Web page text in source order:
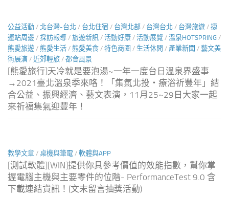
公益活動 / 北台灣-台北 / 台北住宿 / 台灣北部 / 台灣台北 / 台灣旅遊 / 捷
運站周邊 / 採訪報導 / 旅遊新訊 / 活動好康 / 活動展覽 / 溫泉HOTSPRING /
熊愛旅遊 / 熊愛生活 / 熊愛美食 / 特色商圈 / 生活休閒 / 產業新聞 / 藝文美
術展演 / 近郊輕旅 / 都會風景
[熊愛旅行]天冷就是要泡湯~一年一度台日溫泉界盛事
→2021臺北溫泉季來咯！「集氣北投‧療浴祈豐年」結
合公益、振興經濟、藝文表演，11月25~29日大家一起
來祈福集氣迎豐年！
教學文章 / 桌機與筆電 / 軟體與APP
[測試軟體][WIN]提供你具參考價值的效能指數，幫你掌
握電腦主機與主要零件的位階- PerformanceTest 9.0 含
下載連結資訊！(文末留言抽獎活動)